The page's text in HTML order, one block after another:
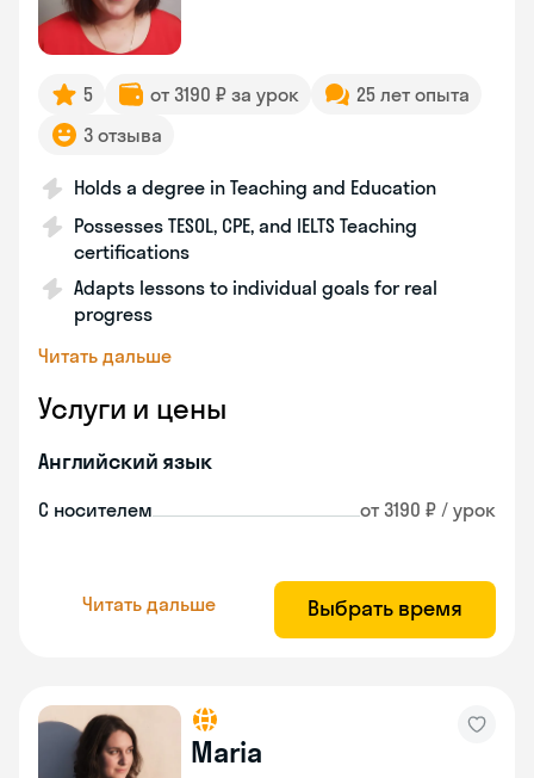
5 от 3190 ₽ за урок
25 лет опыта
3 отзыва
Holds a degree in Teaching and Education
Possesses TESOL, CPE, and IELTS Teaching
certifications
Adapts lessons to individual goals for real
progress
Читать дальше
Услуги и цены
Английский язык
С носителем от 3190 ₽ / урок
Читать дальше Выбрать время
Maria